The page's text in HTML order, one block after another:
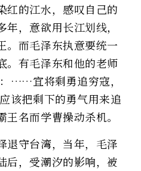
红的江水，感叹自己的
，意欲用长江划线，
。而毛泽东执意要统一
。有毛泽东和他的老师
……宜将剩勇追穷寇，
把剩下的勇气用来追
名而学曹操动杀机。
退守台湾，当年，毛泽
后，受潮汐的影响，被